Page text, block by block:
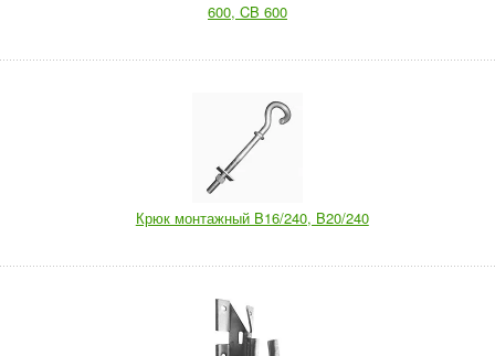
600, CB 600
Крюк монтажный B16/240, B20/240